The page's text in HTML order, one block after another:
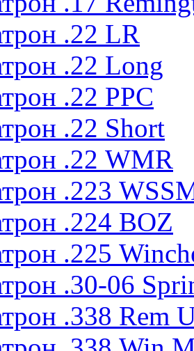
.22 LR
.22 Long
.22 PPC
.22 Short
.22 WMR
.223
.224 BOZ
.225
.30-06
.338 Rem